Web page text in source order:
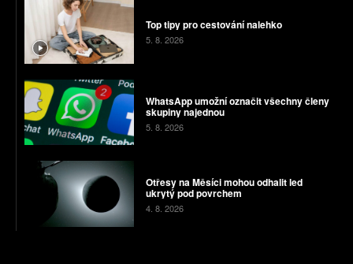
Top tipy pro cestování nalehko
5. 8. 2026
WhatsApp umožní označit všechny členy
skupiny najednou
5. 8. 2026
Otřesy na Měsíci mohou odhalit led
ukrytý pod povrchem
4. 8. 2026